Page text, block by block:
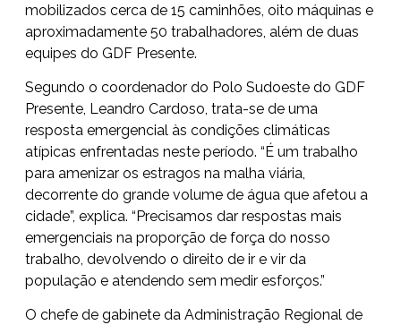
mobilizados cerca de 15 caminhões, oito máquinas e
aproximadamente 50 trabalhadores, além de duas
equipes do GDF Presente.
Segundo o coordenador do Polo Sudoeste do GDF
Presente, Leandro Cardoso, trata-se de uma
resposta emergencial às condições climáticas
atípicas enfrentadas neste período. “É um trabalho
para amenizar os estragos na malha viária,
decorrente do grande volume de água que afetou a
cidade”, explica. “Precisamos dar respostas mais
emergenciais na proporção de força do nosso
trabalho, devolvendo o direito de ir e vir da
população e atendendo sem medir esforços.”
O chefe de gabinete da Administração Regional de